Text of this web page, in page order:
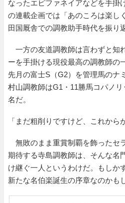
なったエピファネイアなどを手掛
の連載企画では「あのころは楽し
田国厩舎での調教助手時代を振り
一方の友道調教師は言わずと知
ーを手掛ける現役最高の調教師の
先月の富士S（G2）を管理馬のナ
村山調教師はG1・11勝馬コパノ
名だ。
「まだ粗削りですけど、これから
無敗のまま重賞制覇を飾ったセ
期待する寺島調教師は、そんな名
け継ぐ一人というわけだ。もしか
新たな名伯楽誕生の序章なのかも